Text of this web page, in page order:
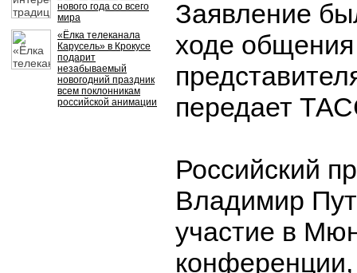
нового года со всего
мира
«Ёлка телеканала
Карусель» в Крокусе
подарит
незабываемый
новогодний праздник
всем поклонникам
российской анимации
Заявление
ходе
передает
Российский
Владимир
участие в